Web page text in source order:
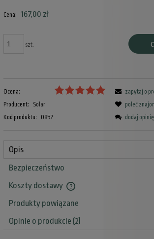
Cena: 167,00 zł
szt.
Ocena:
Producent:
Solar
Kod produktu:
0852
zapytaj o
poleć
dodaj opinię
Opis
Bezpieczeństwo
Koszty dostawy
Cena nie zawiera ewentualnych kosztów płatności
Produkty powiązane
Opinie o produkcie (2)